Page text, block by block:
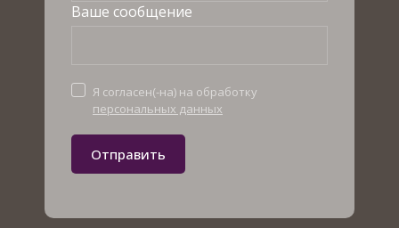
Ваше сообщение
Отправить
Я согласен(-на) на обработку
персональных данных